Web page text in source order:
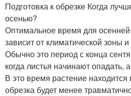
Подготовка к обрезке Когда
осенью?
Оптимальное время для осенней
зависит от климатической зоны
Обычно это период с конца
когда листья начинают опадать,
В это время растение находится
обрезка будет менее